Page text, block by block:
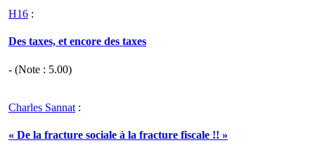
H16 :
Des taxes, et encore des taxes
- (Note : 5.00)
Charles Sannat :
« De la fracture sociale à la fracture fiscale !! »